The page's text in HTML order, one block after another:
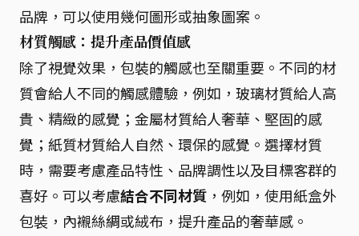
品牌，可以使用幾何圖形或抽象圖案。
材質觸感：提升產品價值感
除了視覺效果，包裝的觸感也至關重要。不同的材
質會給人不同的觸感體驗，例如，玻璃材質給人高
貴、精緻的感覺；金屬材質給人奢華、堅固的感
覺；紙質材質給人自然、環保的感覺。選擇材質
時，需要考慮產品特性、品牌調性以及目標客群的
喜好。可以考慮結合不同材質 ，例如，使用紙盒外
包裝，內襯絲綢或絨布，提升產品的奢華感。